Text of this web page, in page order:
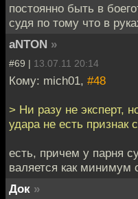
постоянно быть в
судя по тому что в
aNTON »
#69 | 13.07.11 20:14
Кому: mich01, #48
> Ни разу не эксперт,
удара не есть признак
есть, причем у парня
валяется как минимум
Док »